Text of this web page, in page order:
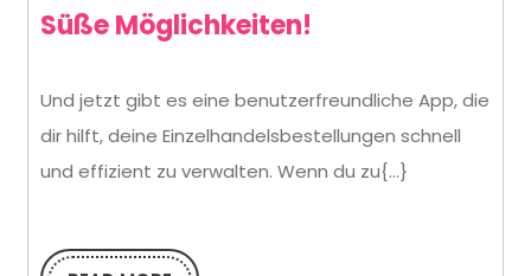
Süße Möglichkeiten!
Kirpa
Und jetzt gibt es eine benutzerfreundliche App, die
dir hilft, deine Einzelhandelsbestellungen schnell
und effizient zu verwalten. Wenn du zu{...}